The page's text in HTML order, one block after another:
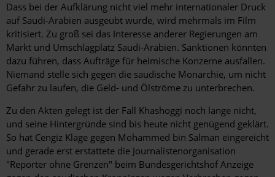
Dass bei der Aufklärung nicht viel mehr internationaler Druck
auf Saudi-Arabien ausgeübt wurde, wird mehrmals im Film
kritisiert. Zu groß sei das Interesse anderer Regierungen am
Markt und Umschlagplatz Saudi-Arabien. Sanktionen könnten
dazu führen, dass Aufträge für heimische Konzerne ausfallen.
Niemand stelle sich gegen die saudische Monarchie, um nicht
Gefahr zu laufen, die Geld- und Ölströme zu unterbrechen.
Zu den Akten gelegt ist der Fall Khashoggi noch lange nicht,
und seine Hintergründe sind bis heute nicht genügend geklärt.
So hat Cengiz Klage gegen Mohammed bin Salman eingereicht
und gerade erst erstattete die Journalistenorganisation
"Reporter ohne Grenzen" beim Bundesgerichtshof Anzeige